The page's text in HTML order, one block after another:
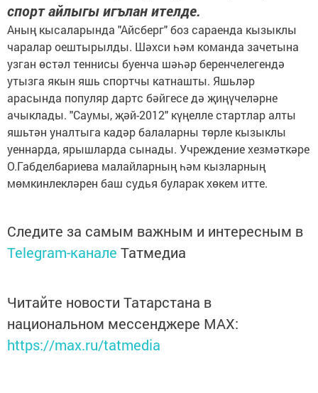
спорт айлыгы игълан ителде.
Аның кысаларында "Айсберг" боз сараенда кызыклы
чаралар оештырылды. Шәхси һәм команда зачетына
узган өстәл теннисы буенча шәһәр беренчелегендә
утызга якын яшь спортчы катнашты. Яшьләр
арасында популяр дартс бәйгесе дә җиңүчеләрне
ачыклады. "Саумы, җәй-2012" күңелле стартлар алты
яшьтән уналтыга кадәр балаларны төрле кызыклы
уеннарда, ярышларда сынады. Учреждение хезмәткәре
О.Габделбариева малайларның һәм кызларның
мөмкинлекләрен баш судья буларак хөкем итте.
Следите за самым важным и интересным в
Telegram-канале Татмедиа
Читайте новости Татарстана в
национальном мессенджере MАХ:
https://max.ru/tatmedia